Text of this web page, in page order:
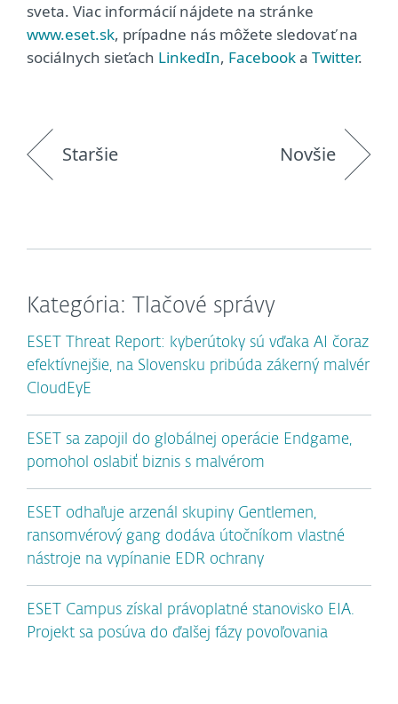
sveta. Viac informácií nájdete na stránke
www.eset.sk, prípadne nás môžete sledovať na
sociálnych sieťach LinkedIn, Facebooka Twitter.
Staršie Novšie
Kategória: Tlačové správy
ESET Threat Report: kyberútoky sú vďaka AI čoraz
efektívnejšie, na Slovensku pribúda zákerný malvér
CloudEyE
ESET sa zapojil do globálnej operácie Endgame,
pomohol oslabiť biznis s malvérom
ESET odhaľuje arzenál skupiny Gentlemen,
ransomvérový gang dodáva útočníkom vlastné
nástroje na vypínanie EDR ochrany
ESET Campus získal právoplatné stanovisko EIA.
Projekt sa posúva do ďalšej fázy povoľovania